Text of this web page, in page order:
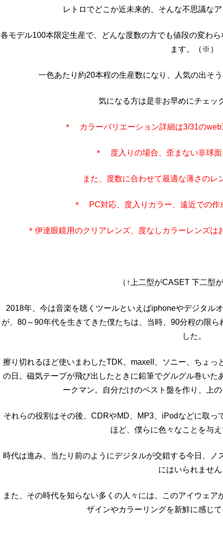
レトロでどこか近未来的、そんな不思議な
各モデル100本限定生産で、どんな度数の方でも値段の変わ
ます。（※）
一色あたり約20本程の生産数になり、人気の出そ
気になる方は是非お早めにチェッ
＊ カラーバリエーション詳細は3/31の
＊ 度入りの場合、歪まない非球
また、度数に合わせて最適な薄さのレ
＊ PC対応、度入りカラー、遠近での作
＊伊達眼鏡用のクリアレンズ、度なしカラーレンズ
（↑上二型がCASET 下二型
2018年、今は音楽を聴くツールといえばiphoneやデジタル
が、80～90年代を生きてきた僕たちは、当時、90分程の限
した。
擦り切れるほど使いまわしたTDK、maxell、ソニー、ちょ
の日。磁気テープが飛び出したときに鉛筆でグルグル巻い
ークマン。自分だけのベスト盤を作り、上
それらの役割はその後、CDRやMD、MP3、iPodなどに取っ
ほど、僕らに色々なことを与
時代は進み、当たり前のようにデジタルが交錯する今日、
にはいられませ
また、その時代を知らない多くの人々には、このアイウェ
ザインやカラーリングを新鮮に感じ